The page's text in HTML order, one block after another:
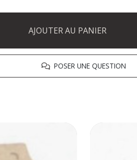
AJOUTER AU PANIER
POSER UNE QUESTION